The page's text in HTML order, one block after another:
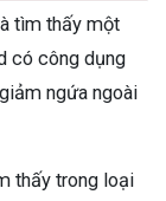
tìm thấy một
có công dụng
ngứa ngoài
thấy trong loại